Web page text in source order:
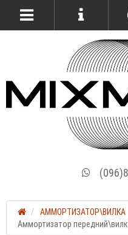
АММОРТИЗАТОР\ВИЛКА
Аммортизатор